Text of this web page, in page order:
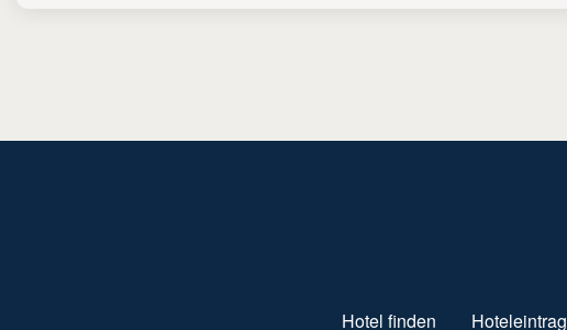
Hotel finden Hoteleintrag